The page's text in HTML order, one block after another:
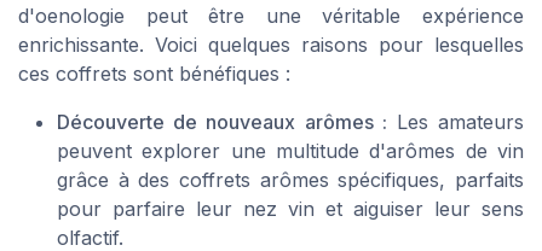
d'oenologie peut être une véritable expérience
enrichissante. Voici quelques raisons pour lesquelles
ces coffrets sont bénéfiques :
Découverte de nouveaux arômes : Les amateurs
peuvent explorer une multitude d'arômes de vin
grâce à des coffrets arômes spécifiques, parfaits
pour parfaire leur nez vin et aiguiser leur sens
olfactif.